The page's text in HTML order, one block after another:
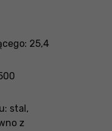
25,4
stal,
z